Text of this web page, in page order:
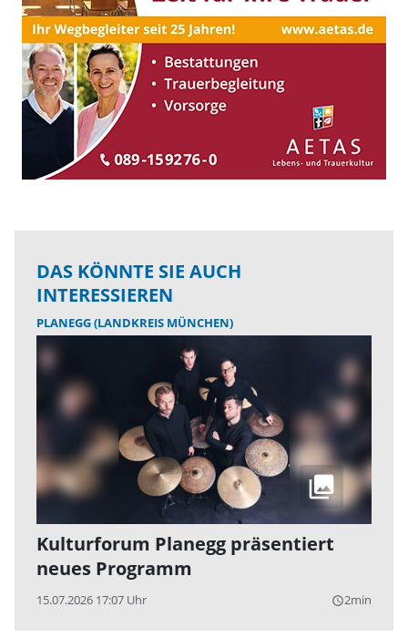
DAS KÖNNTE SIE AUCH
INTERESSIEREN
PLANEGG (LANDKREIS MÜNCHEN)
Kulturforum Planegg präsentiert
neues Programm
15.07.2026 17:07 Uhr query_builder2min